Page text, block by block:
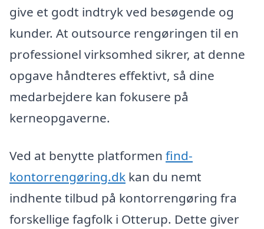
give et godt indtryk ved besøgende og
kunder. At outsource rengøringen til en
professionel virksomhed sikrer, at denne
opgave håndteres effektivt, så dine
medarbejdere kan fokusere på
kerneopgaverne.
Ved at benytte platformen find-
kontorrengøring.dk kan du nemt
indhente tilbud på kontorrengøring fra
forskellige fagfolk i Otterup. Dette giver